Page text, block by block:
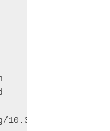
ecomps.3231